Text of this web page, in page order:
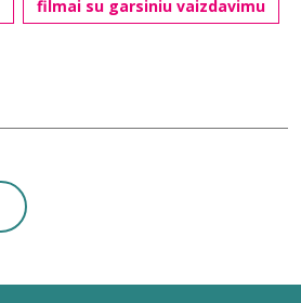
filmai su garsiniu vaizdavimu